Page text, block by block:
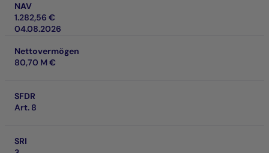
NAV
1.282,56 €
04.08.2026
Nettovermögen
80,70 M €
SFDR
Art. 8
SRI